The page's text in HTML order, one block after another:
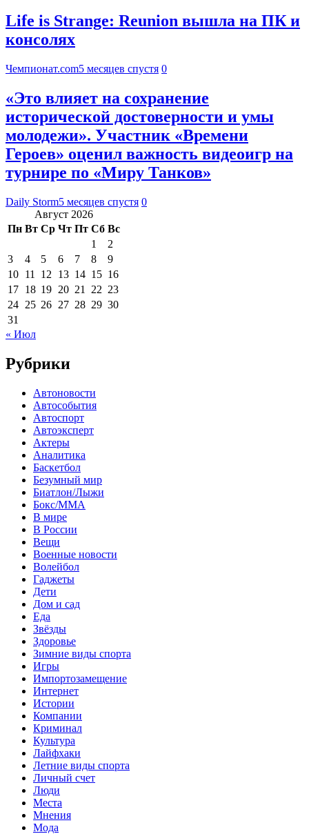
Life is Strange: Reunion вышла на ПК и
консолях
Чемпионат.com5 месяцев спустя 0
«Это влияет на сохранение
исторической достоверности и умы
молодежи». Участник «Времени
Героев» оценил важность видеоигр на
турнире по «Миру Танков»
Daily Storm5 месяцев спустя 0
Август 2026
Пн Вт Ср Чт Пт Сб Вс
1
2
3
4 5 6 7 8
9
10 11 12 13 14 15 16
17 18 19 20 21 22 23
24 25 26 27 28 29 30
31
« Июл
Рубрики
Автоновости
Автособытия
Автоспорт
Автоэксперт
Актеры
Аналитика
Баскетбол
Безумный мир
Биатлон/Лыжи
Бокс/MMA
В мире
В России
Вещи
Военные новости
Волейбол
Гаджеты
Дети
Дом и сад
Еда
Звёзды
Здоровье
Зимние виды спорта
Игры
Импортозамещение
Интернет
Истории
Компании
Криминал
Культура
Лайфхаки
Летние виды спорта
Личный счет
Люди
Места
Мнения
Мода